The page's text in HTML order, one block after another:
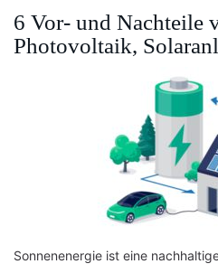
6 Vor- und Nachteile
Photovoltaik,
Sonnenenergie ist eine